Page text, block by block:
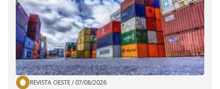
REVISTA OESTE/ 07/08/2026